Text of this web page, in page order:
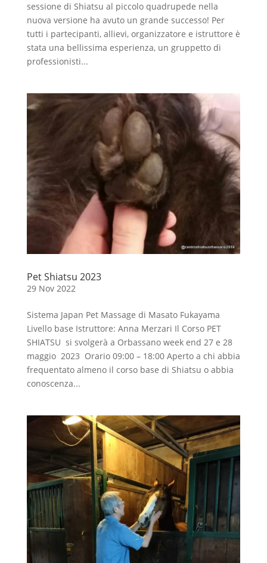
sessione di Shiatsu al piccolo quadrupede nella
nuova versione ha avuto un grande successo! Per
tutti i partecipanti, allievi, organizzatore e istruttore è
stata una bellissima esperienza, un gruppetto di
professionisti...
Pet Shiatsu 2023
29 Nov 2022
Sistema Japan Pet Massage di Masato Fukayama
Livello base Istruttore: Anna Merzari Il Corso PET
SHIATSU si svolgerà a Orbassano week end 27 e 28
maggio 2023 Orario 09:00 – 18:00 Aperto a chi abbia
frequentato almeno il corso base di Shiatsu o abbia
conoscenza...